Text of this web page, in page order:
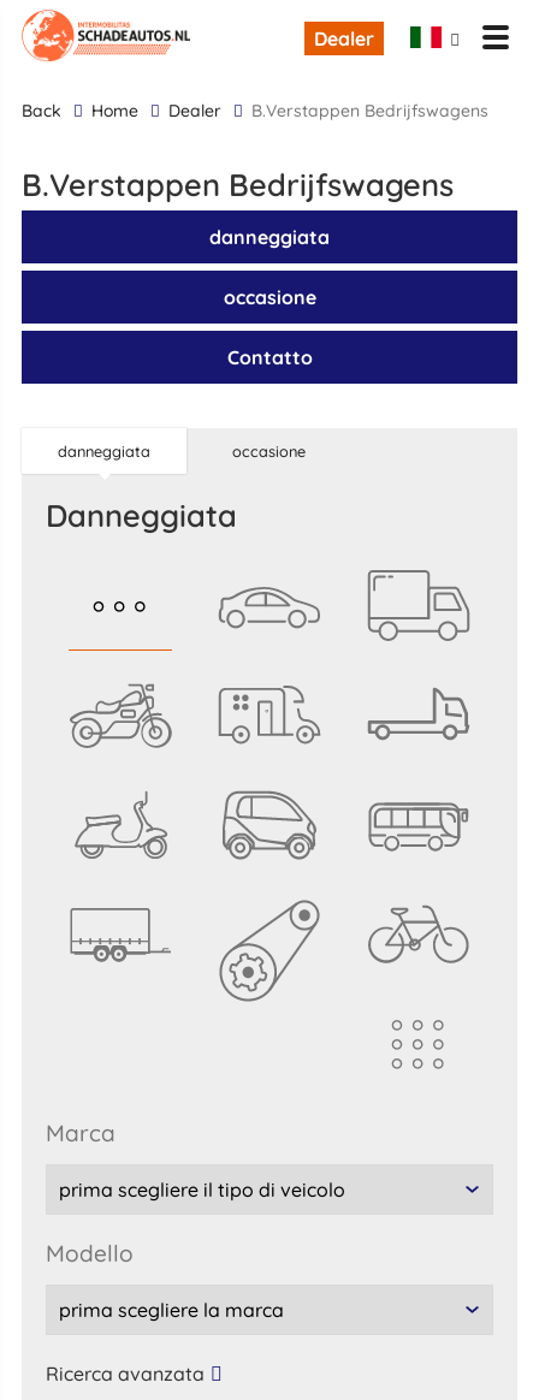
Dealer
back Home Dealer B.Verstappen Bedrijfswagens
B.Verstappen Bedrijfswagens
danneggiata
occasione
Contatto
danneggiata occasione
danneggiata
marca
modello
Ricerca avanzata